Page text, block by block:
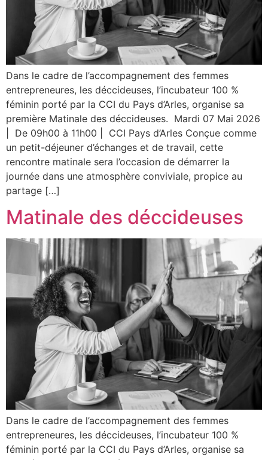
Dans le cadre de l’accompagnement des femmes
entrepreneures, les déccideuses, l’incubateur 100 %
féminin porté par la CCI du Pays d’Arles, organise sa
première Matinale des déccideuses. Mardi 07 Mai 2026
| De 09h00 à 11h00 | CCI Pays d’Arles Conçue comme
un petit-déjeuner d’échanges et de travail, cette
rencontre matinale sera l’occasion de démarrer la
journée dans une atmosphère conviviale, propice au
partage […]
Matinale des déccideuses
Dans le cadre de l’accompagnement des femmes
entrepreneures, les déccideuses, l’incubateur 100 %
féminin porté par la CCI du Pays d’Arles, organise sa